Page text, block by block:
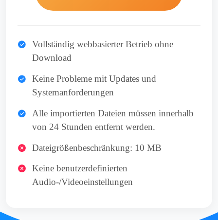
Vollständig webbasierter Betrieb ohne
Download
Keine Probleme mit Updates und
Systemanforderungen
Alle importierten Dateien müssen innerhalb
von 24 Stunden entfernt werden.
Dateigrößenbeschränkung: 10 MB
Keine benutzerdefinierten
Audio-/Videoeinstellungen